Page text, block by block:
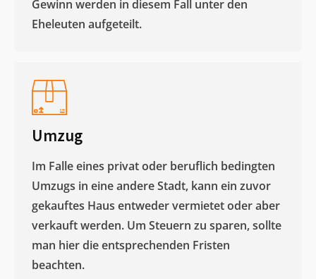
Gewinn werden in diesem Fall unter den
Eheleuten aufgeteilt.​
Umzug
Im Falle eines privat oder beruflich bedingten
Umzugs in eine andere Stadt, kann ein zuvor
gekauftes Haus entweder vermietet oder aber
verkauft werden. Um Steuern zu sparen, sollte
man hier die entsprechenden Fristen
beachten.